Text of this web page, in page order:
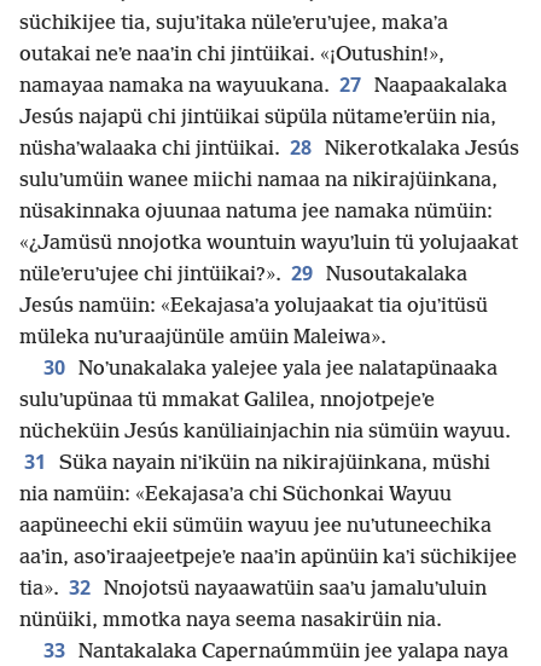
süchikijee tia, sujuʼitaka nüleʼeruʼujee, makaʼa
outakai neʼe naaʼin chi jintüikai. «¡Outushin!»,
namayaa namaka na wayuukana. 27 Naapaakalaka
Jesús najapü chi jintüikai süpüla nütameʼerüin nia,
nüshaʼwalaaka chi jintüikai. 28 Nikerotkalaka Jesús
suluʼumüin wanee miichi namaa na nikirajüinkana,
nüsakinnaka ojuunaa natuma jee namaka nümüin:
«¿Jamüsü nnojotka wountuin wayuʼluin tü yolujaakat
nüleʼeruʼujee chi jintüikai?». 29 Nusoutakalaka
Jesús namüin: «Eekajasaʼa yolujaakat tia ojuʼitüsü
müleka nuʼuraajünüle amüin Maleiwa».
30 Noʼunakalaka yalejee yala jee nalatapünaaka
suluʼupünaa tü mmakat Galilea, nnojotpejeʼe
nücheküin Jesús kanüliainjachin nia sümüin wayuu.
31
Süka nayain niʼiküin na nikirajüinkana, müshi
nia namüin: «Eekajasaʼa chi Süchonkai Wayuu
aapüneechi ekii sümüin wayuu jee nuʼutuneechika
aaʼin, asoʼiraajeetpejeʼe naaʼin apünüin kaʼi süchikijee
tia». 32 Nnojotsü nayaawatüin saaʼu jamaluʼuluin
nünüiki, mmotka naya seema nasakirüin nia.
33 Nantakalaka Capernaúmmüin jee yalapa naya